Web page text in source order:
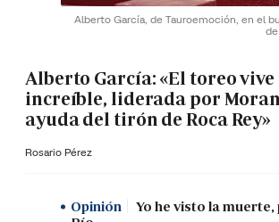
Alberto García, de Tauroemoción, en el
Alberto García: «El toreo vive
increíble, liderada por
ayuda del tirón de Roca Rey»
Rosario Pérez
Opinión
Yo he visto la